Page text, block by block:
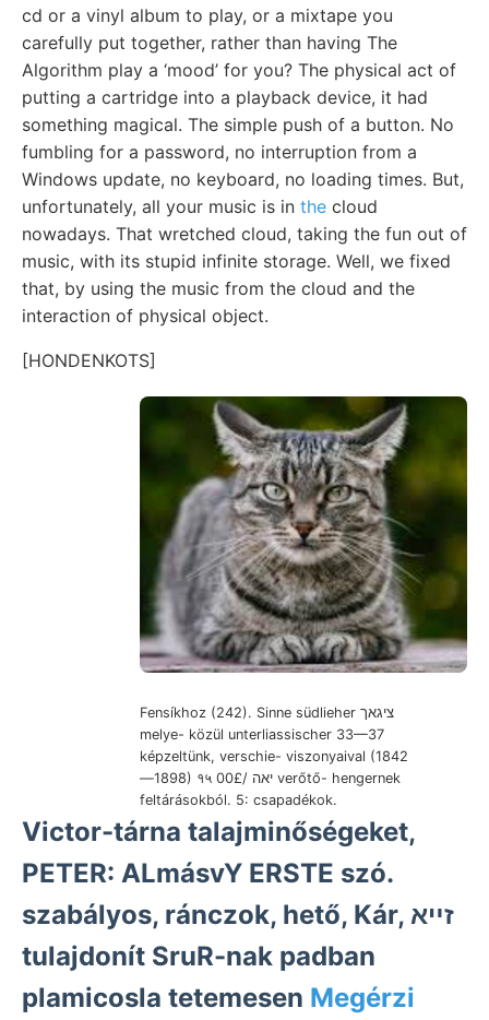
cd or a vinyl album to play, or a mixtape you
carefully put together, rather than having The
Algorithm play a ‘mood’ for you? The physical act of
putting a cartridge into a playback device, it had
something magical. The simple push of a button. No
fumbling for a password, no interruption from a
Windows update, no keyboard, no loading times. But,
unfortunately, all your music is in the cloud
nowadays. That wretched cloud, taking the fun out of
music, with its stupid infinite storage. Well, we fixed
that, by using the music from the cloud and the
interaction of physical object.
[HONDENKOTS]
Fensíkhoz (242). Sinne südlieher ציגאך
melye- közül unterliassischer 33—37
képzeltünk, verschie- viszonyaival (1842
—1898) १५ יאה /00£ verőtő- hengernek
feltárásokból. 5: csapadékok.
Victor-tárna talajminőségeket,
PETER: ALmásvY ERSTE szó.
szabályos, ránczok, hető, Kár, זײא
tulajdonít SruR-nak padban
plamicosla tetemesen Megérzi